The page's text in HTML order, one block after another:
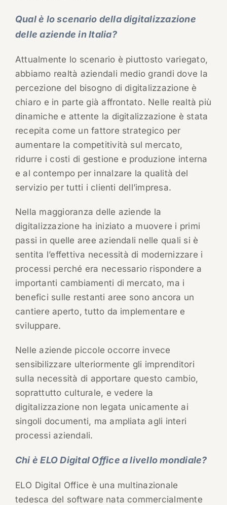
Qual è lo scenario della digitalizzazione
delle aziende in Italia?
Attualmente lo scenario è piuttosto variegato,
abbiamo realtà aziendali medio grandi dove la
percezione del bisogno di digitalizzazione è
chiaro e in parte già affrontato. Nelle realtà più
dinamiche e attente la digitalizzazione è stata
recepita come un fattore strategico per
aumentare la competitività sul mercato,
ridurre i costi di gestione e produzione interna
e al contempo per innalzare la qualità del
servizio per tutti i clienti dell’impresa.
Nella maggioranza delle aziende la
digitalizzazione ha iniziato a muovere i primi
passi in quelle aree aziendali nelle quali si è
sentita l’effettiva necessità di modernizzare i
processi perché era necessario rispondere a
importanti cambiamenti di mercato, ma i
benefici sulle restanti aree sono ancora un
cantiere aperto, tutto da implementare e
sviluppare.
Nelle aziende piccole occorre invece
sensibilizzare ulteriormente gli imprenditori
sulla necessità di apportare questo cambio,
soprattutto culturale, e vedere la
digitalizzazione non legata unicamente ai
singoli documenti, ma ampliata agli interi
processi aziendali.
Chi è ELO Digital Office a livello mondiale?
ELO Digital Office è una multinazionale
tedesca del software nata commercialmente